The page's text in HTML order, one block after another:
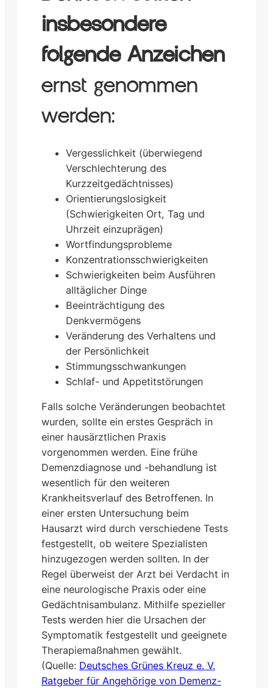
insbesondere
folgende Anzeichen
ernst genommen
werden:
Vergesslichkeit (überwiegend
Verschlechterung des
Kurzzeitgedächtnisses)
Orientierungslosigkeit
(Schwierigkeiten Ort, Tag und
Uhrzeit einzuprägen)
Wortfindungsprobleme
Konzentrationsschwierigkeiten
Schwierigkeiten beim Ausführen
alltäglicher Dinge
Beeinträchtigung des
Denkvermögens
Veränderung des Verhaltens und
der Persönlichkeit
Stimmungsschwankungen
Schlaf- und Appetitstörungen
Falls solche Veränderungen beobachtet
wurden, sollte ein erstes Gespräch in
einer hausärztlichen Praxis
vorgenommen werden. Eine frühe
Demenzdiagnose und -behandlung ist
wesentlich für den weiteren
Krankheitsverlauf des Betroffenen. In
einer ersten Untersuchung beim
Hausarzt wird durch verschiedene Tests
festgestellt, ob weitere Spezialisten
hinzugezogen werden sollten. In der
Regel überweist der Arzt bei Verdacht in
eine neurologische Praxis oder eine
Gedächtnisambulanz. Mithilfe spezieller
Tests werden hier die Ursachen der
Symptomatik festgestellt und geeignete
Therapiemaßnahmen gewählt.
(Quelle: Deutsches Grünes Kreuz e. V.
Ratgeber für Angehörige von Demenz-